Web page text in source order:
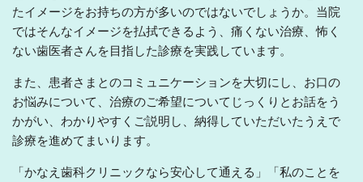
たイメージをお持ちの方が多いのではないでしょうか。当院
ではそんなイメージを払拭できるよう、痛くない治療、怖く
ない歯医者さんを目指した診療を実践しています。
また、患者さまとのコミュニケーションを大切にし、お口の
お悩みについて、治療のご希望についてじっくりとお話をう
かがい、わかりやすくご説明し、納得していただいたうえで
診療を進めてまいります。
「かなえ歯科クリニックなら安心して通える」「私のことを